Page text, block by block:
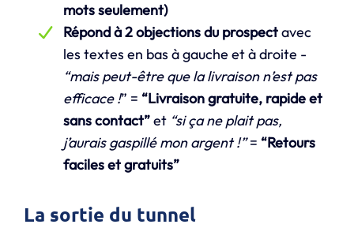
mots seulement)
Répond à 2 objections du prospectavec
les textes en bas à gauche et à droite -
“mais peut-être que la livraison n’est pas
efficace !” = “Livraison gratuite, rapide et
sans contact”et “si ça ne plait pas,
j’aurais gaspillé mon argent !”= “Retours
faciles et gratuits”
La sortie du tunnel